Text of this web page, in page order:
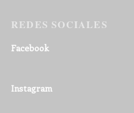
REDES SOCIALES
Facebook
Instagram